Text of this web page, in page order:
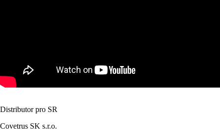
Distributor pro SR
Covetrus SK s.r.o.